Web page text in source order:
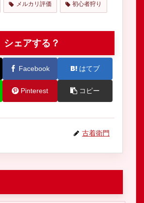
メルカリ評価 初心者狩り
シェアする？
Facebook はてブ
Pinterest コピー
古着衛門